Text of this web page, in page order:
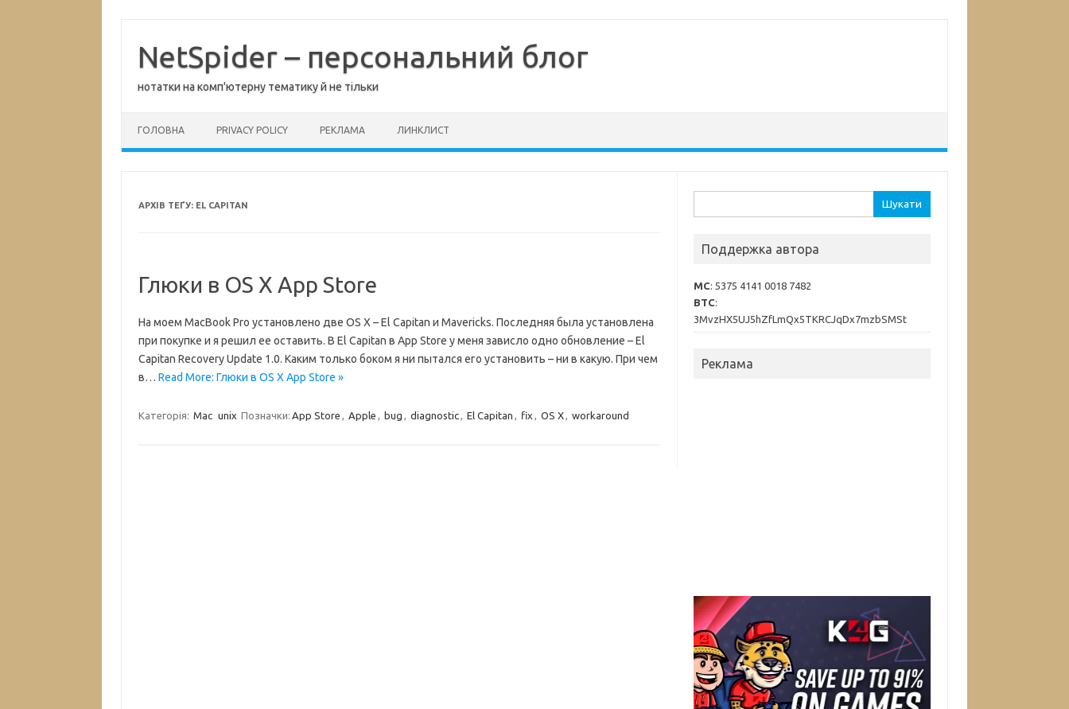
вмістуNetSpider – персональний блог
нотатки на комп'ютерну тематику й не тільки
ГОЛОВНА PRIVACY POLICY РЕКЛАМА ЛИНКЛИСТ
АРХІВ ТЕҐУ: EL CAPITAN
Глюки в OS X App Store
На моем MacBook Pro установлено две OS X – El Capitan и Mavericks. Последняя была установлена
при покупке и я решил ее оставить. В El Capitan в App Store у меня зависло одно обновление – El
Capitan Recovery Update 1.0. Каким только боком я ни пытался его установить – ни в какую. При чем
в… Read More: Глюки в OS X App Store »
Категорія: Mac unix Позначки: App Store , Apple , bug , diagnostic, El Capitan , fix , OS X, workaround
Поддержка автора
MC: 5375 4141 0018 7482
BTC:
3MvzHX5UJ5hZfLmQx5TKRCJqDx7mzbSMSt
Реклама